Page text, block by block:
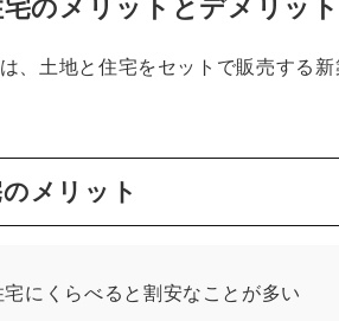
住宅のデメリット
のメリットとデメリット
、土地と住宅をセットで販売する新
メリット
宅にくらべると割安なことが多い